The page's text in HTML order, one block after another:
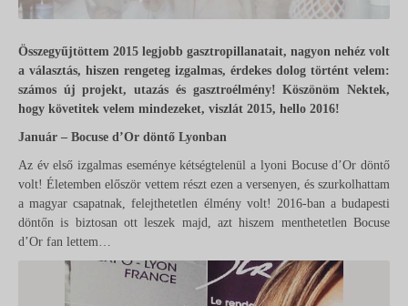
Összegyűjtöttem 2015 legjobb gasztropillanatait, nagyon nehéz volt
a választás, hiszen rengeteg izgalmas, érdekes dolog történt velem:
számos új projekt, utazás és gasztroélmény! Köszönöm Nektek,
hogy követitek velem mindezeket, viszlát 2015, hello 2016!
Január – Bocuse d’Or döntő Lyonban
Az év első izgalmas eseménye kétségtelenül a lyoni Bocuse d’Or döntő
volt! Életemben először vettem részt ezen a versenyen, és szurkolhattam
a magyar csapatnak, felejthetetlen élmény volt! 2016-ban a budapesti
döntőn is biztosan ott leszek majd, azt hiszem menthetetlen Bocuse
d’Or fan lettem…